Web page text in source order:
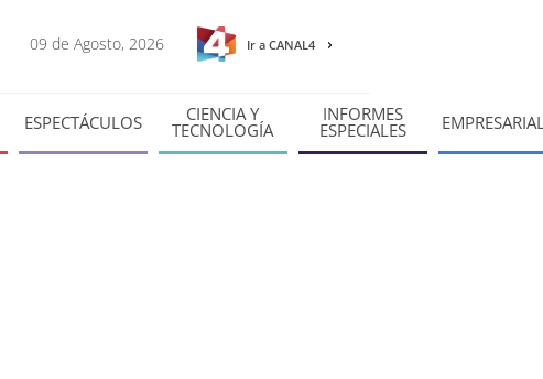
09 de Agosto, 2026 Ir a CANAL4
ESPECTÁCULOS CIENCIA Y
TECNOLOGÍA
INFORMES
ESPECIALES